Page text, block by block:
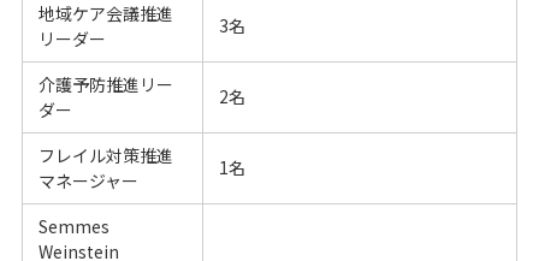
地域ケア会議推進
リーダー
3名
介護予防推進リー
ダー
2名
フレイル対策推進
マネージャー
1名
Semmes
Weinstein